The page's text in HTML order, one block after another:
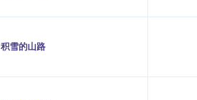
积雪的山路